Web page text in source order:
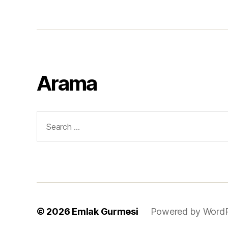
Arama
for:
© 2026 Emlak Gurmesi Powered by